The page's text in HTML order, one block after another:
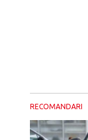
RECOMANDARI